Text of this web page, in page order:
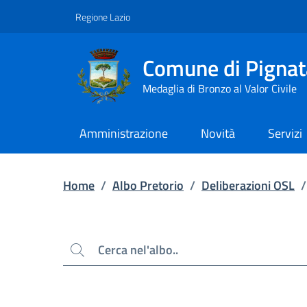
Regione Lazio
Comune di
Medaglia di Bronzo al Valor Civile
Amministrazione Novità Servizi
Home / Albo Pretorio / Deliberazioni OSL /
Cerca